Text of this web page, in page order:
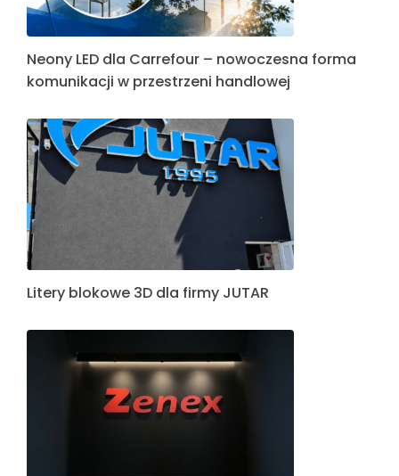
Neony LED dla Carrefour – nowoczesna forma
komunikacji w przestrzeni handlowej
Litery blokowe 3D dla firmy JUTAR